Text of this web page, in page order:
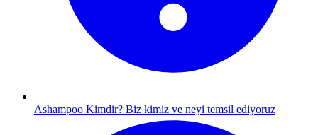
Ashampoo Kimdir? Biz kimiz ve neyi temsil ediyoruz